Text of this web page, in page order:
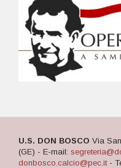
U.S. DON BOSCO Via
(GE) - E-mail:
donbosco.calcio@pec.it-